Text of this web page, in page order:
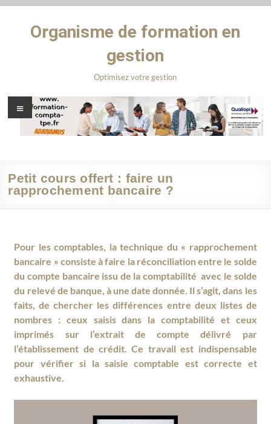
Organisme de formation en
gestion
Optimisez votre gestion
Petit cours offert : faire un
rapprochement bancaire ?
Pour les comptables, la technique du « rapprochement
bancaire » consiste à faire la réconciliation entre le solde
du compte bancaire issu de la comptabilité avec le solde
du relevé de banque, à une date donnée. Il s’agit, dans les
faits, de chercher les différences entre deux listes de
nombres : ceux saisis dans la comptabilité et ceux
imprimés sur l’extrait de compte délivré par
l’établissement de crédit. Ce travail est indispensable
pour vérifier si la saisie comptable est correcte et
exhaustive.